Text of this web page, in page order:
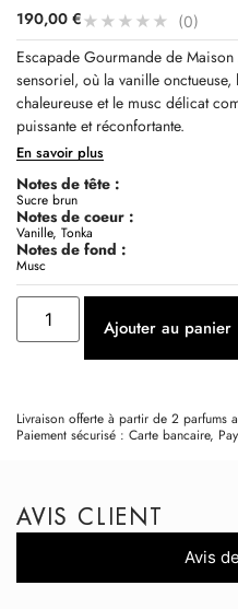
190,00 €★ ★ ★ ★ ★ (0)
Escapade Gourmande de
sensoriel, où la vanille
chaleureuse et le musc délicat
puissante et réconfortante.
En savoir plus
Notes de tête :
Sucre brun
Notes de coeur :
Vanille, Tonka
Notes de fond :
Musc
Ajouter au panier
Livraison offerte à partir de 2 parfums
Paiement sécurisé : Carte bancaire,
AVIS CLIENT
Avis